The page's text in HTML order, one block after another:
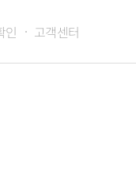
인 고객센터